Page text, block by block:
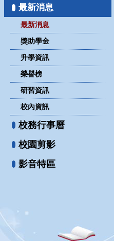
最新消息
最新消息
獎助學金
升學資訊
榮譽榜
研習資訊
校內資訊
校務行事曆
校園剪影
影音特區